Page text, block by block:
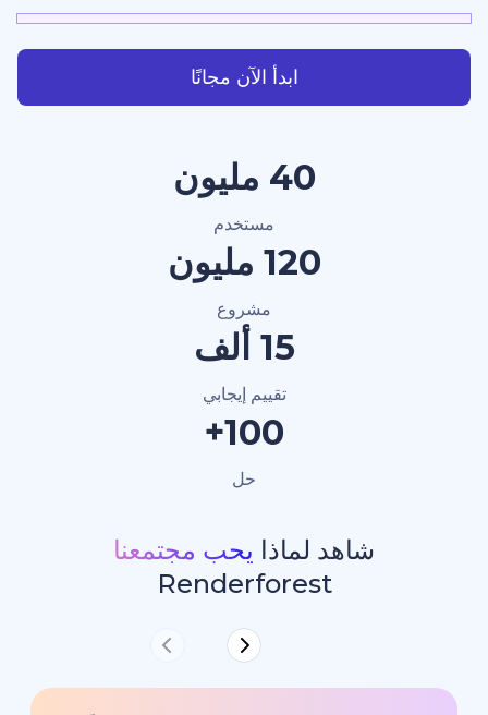
ابدأ الآن مجانًا
شاهد لماذايحب مجتمعنا
Renderforest